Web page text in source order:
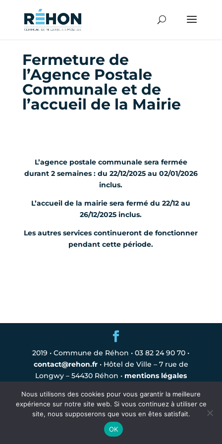
Fermeture de
l’Agence Postale
Communale et de
l’accueil de la Mairie
L’agence postale communale sera fermée
durant 2 semaines : du 22/12/2025 au 02/01/2026
inclus.
L’accueil de la mairie sera fermé du 22/12 au
26/12/2025 inclus.
Les autres services continueront de fonctionner
pendant cette période.
2019 • Commune de Réhon • 03 82 24 90 70 •
contact@rehon.fr• Hôtel de Ville – 7 rue de
Longwy – 54430 Réhon • mentions légales
Nous utilisons des cookies pour vous garantir la meilleure
expérience sur notre site web. Si vous continuez à utiliser ce
site, nous supposerons que vous en êtes satisfait.
OK